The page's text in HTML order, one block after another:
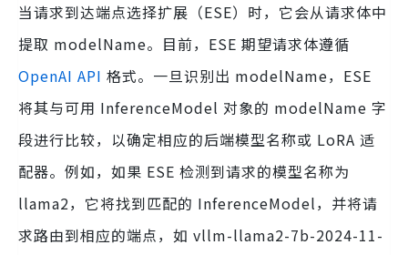
当请求到达端点选择扩展（ESE）时，它会从请求体中
提取 modelName。目前，ESE 期望请求体遵循
OpenAI API 格式。一旦识别出 modelName，ESE
将其与可用 InferenceModel 对象的 modelName 字
段进行比较，以确定相应的后端模型名称或 LoRA 适
配器。例如，如果 ESE 检测到请求的模型名称为
llama2，它将找到匹配的 InferenceModel，并将请
求路由到相应的端点，如 vllm-llama2-7b-2024-11-